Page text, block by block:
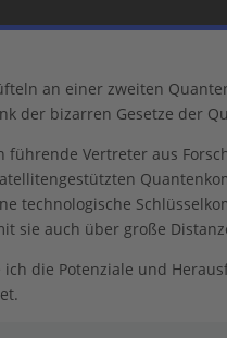
an einer zweiten
der bizarren Gesetze der
Vertreter aus
technologische
sie auch über große
ich die Potenziale und